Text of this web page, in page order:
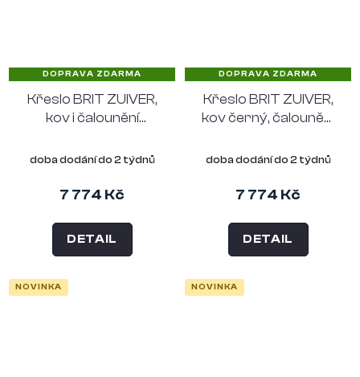
DOPRAVA ZDARMA
Křeslo BRIT ZUIVER,
kov i čalounění
doba dodání do 2 týdnů
7 774 Kč
DETAIL
DOPRAVA ZDARMA
Křeslo BRIT ZUIVER,
kov černý, čalounění
doba dodání do 2 týdnů
7 774 Kč
DETAIL
NOVINKA NOVINKA